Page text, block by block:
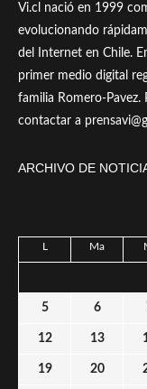
Vi.cl nació en 1999
evolucionando
del Internet en Chile.
primer medio digital
familia Romero-
contactar a
ARCHIVO DE
L Ma
5 6
12 13
19 20